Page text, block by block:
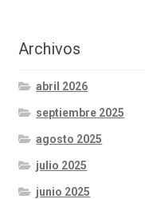
Archivos
abril 2026
septiembre 2025
agosto 2025
julio 2025
junio 2025